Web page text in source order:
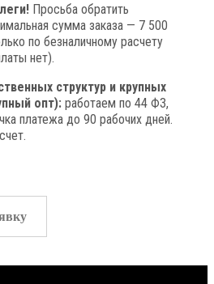
Просьба обратить
сумма заказа — 7 500
по безналичному расчету
нет).
структур и крупных
опт): работаем по 44 ФЗ,
платежа до 90 рабочих дней.